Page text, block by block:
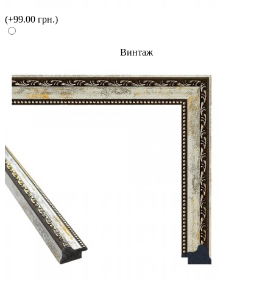
(+99.00 грн.)
Винтаж